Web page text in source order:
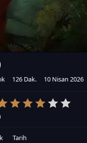
126 Dak. 10 Nisan 2026
Tarih